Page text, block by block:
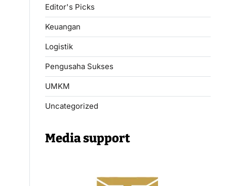
Editor's Picks
Keuangan
Logistik
Pengusaha Sukses
UMKM
Uncategorized
Media support